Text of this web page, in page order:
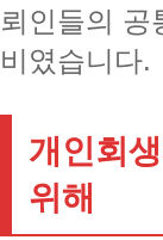
뢰인들의 공
비였습니다.
개인회
위해